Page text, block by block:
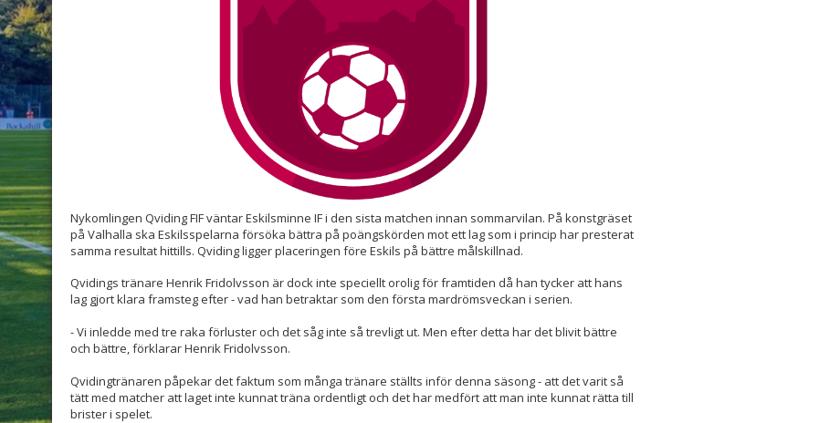
Nykomlingen Qviding FIF väntar Eskilsminne IF i den sista matchen innan sommarvilan. På konstgräset
på Valhalla ska Eskilsspelarna försöka bättra på poängskörden mot ett lag som i princip har presterat
samma resultat hittills. Qviding ligger placeringen före Eskils på bättre målskillnad.
Qvidings tränare Henrik Fridolvsson är dock inte speciellt orolig för framtiden då han tycker att hans
lag gjort klara framsteg efter - vad han betraktar som den första mardrömsveckan i serien.
- Vi inledde med tre raka förluster och det såg inte så trevligt ut. Men efter detta har det blivit bättre
och bättre, förklarar Henrik Fridolvsson.
Qvidingtränaren påpekar det faktum som många tränare ställts inför denna säsong - att det varit så
tätt med matcher att laget inte kunnat träna ordentligt och det har medfört att man inte kunnat rätta till
brister i spelet.